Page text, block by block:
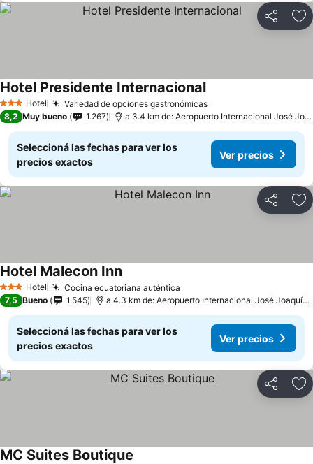
Compartir
3 Estrellas
Hotel Variedad de opciones gastronómicas
Hotel Presidente Internacional
8,2 Muy bueno 1.267 a 3.4 km de: Aeropuerto Internacional José Joaquín de Olmedo
Seleccioná las fechas para ver los
precios exactos
Ver precios
Compartir
3 Estrellas
Hotel Cocina ecuatoriana auténtica
Hotel Malecon Inn
7,5 Bueno 1.545 a 4.3 km de: Aeropuerto Internacional José Joaquín de Olmedo
Seleccioná las fechas para ver los
precios exactos
Ver precios
Compartir
MC Suites Boutique